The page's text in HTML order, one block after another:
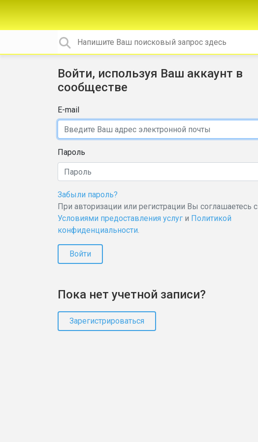
Войти, используя Ваш аккаунт в
сообществе
E-mail
Пароль
Забыли пароль?
При авторизации или регистрации Вы соглашаетесь с
Условиями предоставления услуг и Политикой
конфиденциальности.
Войти
Пока нет учетной записи?
Зарегистрироваться